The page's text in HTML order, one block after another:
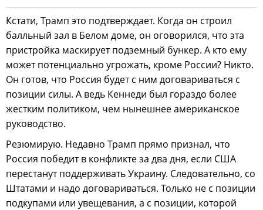
Кстати, Трамп это подтверждает. Когда он строил
балльный зал в Белом доме, он оговорился, что эта
пристройка маскирует подземный бункер. А кто ему
может потенциально угрожать, кроме России? Никто.
Он готов, что Россия будет с ним договариваться с
позиции силы. А ведь Кеннеди был гораздо более
жестким политиком, чем нынешнее американское
руководство.
Резюмирую. Недавно Трамп прямо признал, что
Россия победит в конфликте за два дня, если США
перестанут поддерживать Украину. Следовательно, со
Штатами и надо договариваться. Только не с позиции
подкупами или увещевания, а с позиции, которой